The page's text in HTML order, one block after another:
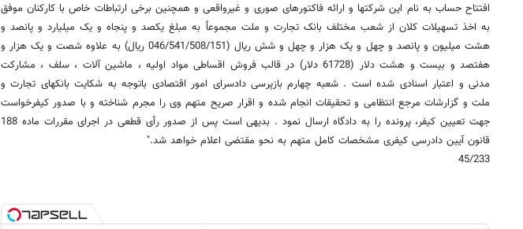
افتتاح حساب به نام این شرکتها و ارائه فاکتورهای صوری و غیرواقعی و همچنین برخی ارتباطات خاص با کارکنان موفق
به اخذ تسهیلات کلان از شعب مختلف بانک تجارت و ملت مجموعاً به مبلغ یکصد و پنجاه و یک میلیارد و پانصد و
هشت میلیون و پانصد و چهل و یک هزار و چهل و شش ریال (046/541/508/151 ریال) به علاوه شصت و یک هزار و
هفتصد و بیست و هشت دلار (61728 دلار) در قالب فروش اقساطی مواد اولیه ، ماشین آلات ، سلف ، مشارکت
مدنی و اعتبار اسنادی شده است . شعبه چهارم بازپرسی دادسرای امور اقتصادی باتوجه به شکایت بانکهای تجارت و
ملت و گزارشات مرجع انتظامی و تحقیقات انجام شده و اقرار صریح متهم وی را مجرم شناخته و با صدور کیفرخواست
جهت تعیین کیفر، پرونده را به دادگاه ارسال نمود . بدیهی است پس از صدور رأی قطعی در اجرای مقررات ماده 188
قانون آیین دادرسی کیفری مشخصات کامل متهم به نحو مقتضی اعلام خواهد شد."
45/233